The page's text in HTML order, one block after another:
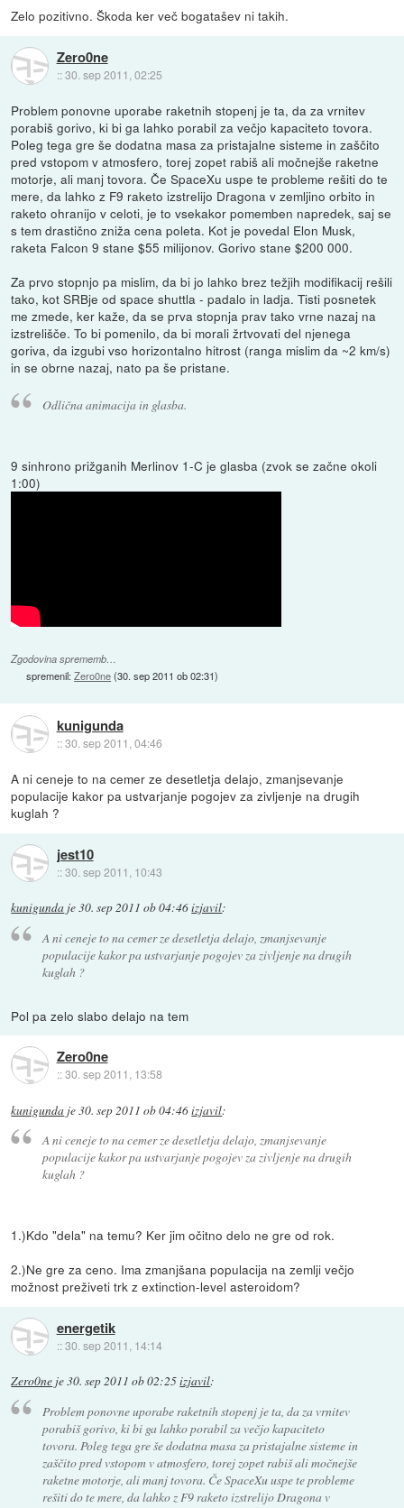
Zelo pozitivno. Škoda ker več bogatašev ni takih.
Zero0ne
::30. sep 2011, 02:25
Problem ponovne uporabe raketnih stopenj je ta, da za vrnitev
porabiš gorivo, ki bi ga lahko porabil za večjo kapaciteto tovora.
Poleg tega gre še dodatna masa za pristajalne sisteme in zaščito
pred vstopom v atmosfero, torej zopet rabiš ali močnejše raketne
motorje, ali manj tovora. Če SpaceXu uspe te probleme rešiti do te
mere, da lahko z F9 raketo izstrelijo Dragona v zemljino orbito in
raketo ohranijo v celoti, je to vsekakor pomemben napredek, saj se
s tem drastično zniža cena poleta. Kot je povedal Elon Musk,
raketa Falcon 9 stane $55 milijonov. Gorivo stane $200 000.
Za prvo stopnjo pa mislim, da bi jo lahko brez težjih modifikacij rešili
tako, kot SRBje od space shuttla - padalo in ladja. Tisti posnetek
me zmede, ker kaže, da se prva stopnja prav tako vrne nazaj na
izstrelišče. To bi pomenilo, da bi morali žrtvovati del njenega
goriva, da izgubi vso horizontalno hitrost (ranga mislim da ~2 km/s)
in se obrne nazaj, nato pa še pristane.
Odlična animacija in glasba.
9 sinhrono prižganih Merlinov 1-C je glasba (zvok se začne okoli
1:00)
Zgodovina sprememb…
spremenil:Zero0ne(30. sep 2011 ob 02:31)
kunigunda
::30. sep 2011, 04:46
A ni ceneje to na cemer ze desetletja delajo, zmanjsevanje
populacije kakor pa ustvarjanje pogojev za zivljenje na drugih
kuglah ?
jest10
::30. sep 2011, 10:43
kunigunda je30. sep 2011 ob 04:46izjavil:
A ni ceneje to na cemer ze desetletja delajo, zmanjsevanje
populacije kakor pa ustvarjanje pogojev za zivljenje na drugih
kuglah ?
Pol pa zelo slabo delajo na tem
Zero0ne
::30. sep 2011, 13:58
kunigunda je30. sep 2011 ob 04:46izjavil:
A ni ceneje to na cemer ze desetletja delajo, zmanjsevanje
populacije kakor pa ustvarjanje pogojev za zivljenje na drugih
kuglah ?
1.)Kdo "dela" na temu? Ker jim očitno delo ne gre od rok.
2.)Ne gre za ceno. Ima zmanjšana populacija na zemlji večjo
možnost preživeti trk z extinction-level asteroidom?
energetik
::30. sep 2011, 14:14
Zero0ne je30. sep 2011 ob 02:25izjavil:
Problem ponovne uporabe raketnih stopenj je ta, da za vrnitev
porabiš gorivo, ki bi ga lahko porabil za večjo kapaciteto
tovora. Poleg tega gre še dodatna masa za pristajalne sisteme in
zaščito pred vstopom v atmosfero, torej zopet rabiš ali močnejše
raketne motorje, ali manj tovora. Če SpaceXu uspe te probleme
rešiti do te mere, da lahko z F9 raketo izstrelijo Dragona v